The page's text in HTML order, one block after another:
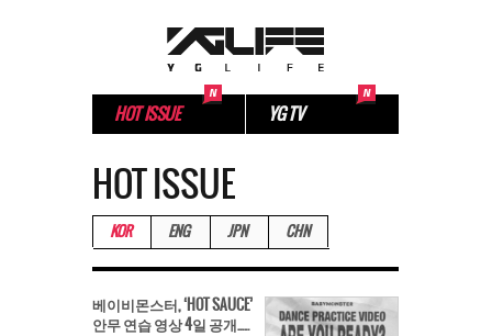
HOT ISSUE YG TV
HOT ISSUE
KOR ENG JPN CHN
베이비몬스터, ‘HOT SAUCE’
안무 연습 영상 4일 공개..글